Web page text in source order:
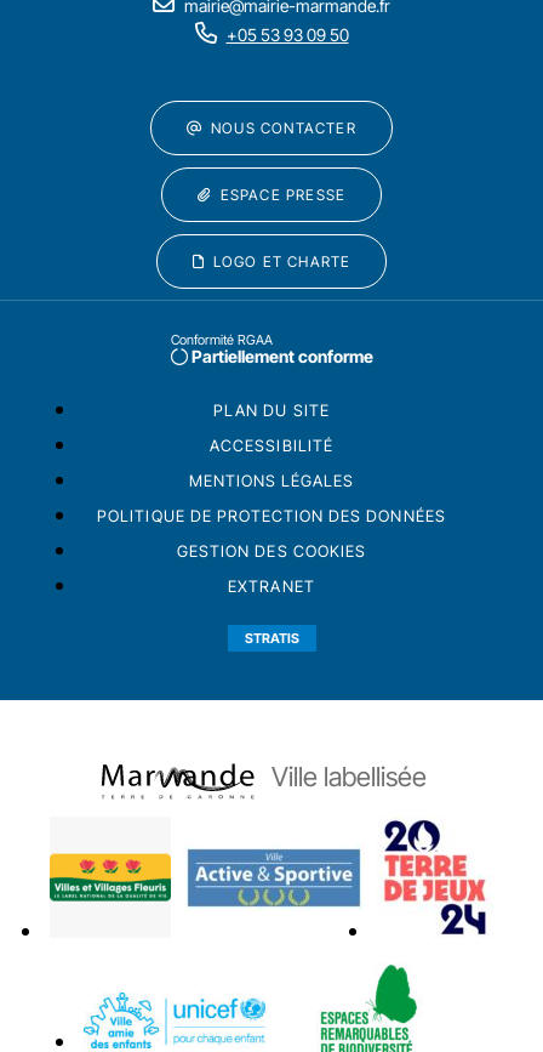
mairie@mairie-marmande.fr
+05 53 93 09 50
NOUS CONTACTER
ESPACE PRESSE
LOGO ET CHARTE
Conformité RGAA
Partiellement conforme
PLAN DU SITE
ACCESSIBILITÉ
MENTIONS LÉGALES
POLITIQUE DE PROTECTION DES DONNÉES
GESTION DES COOKIES
EXTRANET
STRATIS
Ville labellisée